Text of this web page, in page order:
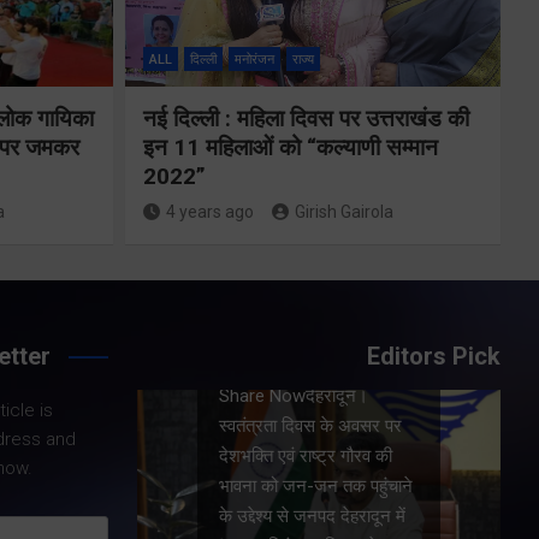
गायिका
पर जमकर
ALL दिल्ली मनोरंजन राज्य
नई दिल्ली : महिला दिवस पर उत्तराखंड की
इन 11 महिलाओं को “कल्याणी सम्मान
2022”
4 years ago Girish Gairola
is
and
Editors Pick
जन-
की
में
तीसरी बार
पर भाजपा गढ़वाल
मंडल अध्यक्षों की
महत्वपूर्ण बैठक
सम्पन्न
Share Now